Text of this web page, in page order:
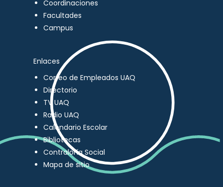
Coordinaciones
Facultades
Campus
Enlaces
Correo de Empleados UAQ
Directorio
TV UAQ
Radio UAQ
Calendario Escolar
Bibliotecas
Contraloría Social
Mapa de sitio